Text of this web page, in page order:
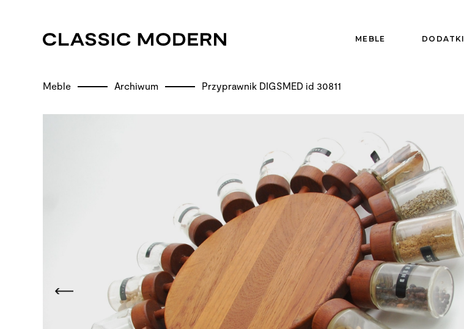
MEBLE DODATKI
Meble Archiwum Przyprawnik DIGSMED id 30811